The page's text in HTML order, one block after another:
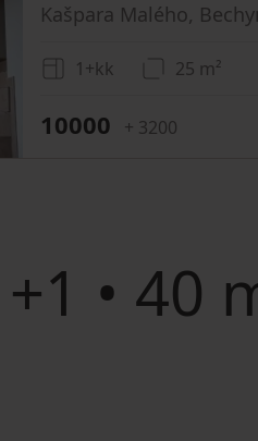
1+kk 25 m²
10000 + 3200
• 40